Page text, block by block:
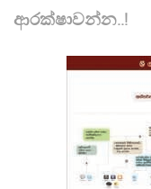
ආරක්ෂාවන්න..!